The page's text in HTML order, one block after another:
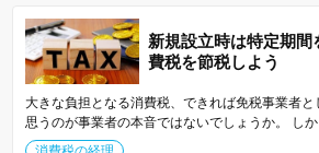
新規設立時は特定期
費税を節税しよう
大きな負担となる消費税、できれば免税事業者と
思うのが事業者の本音ではないでしょうか。 し